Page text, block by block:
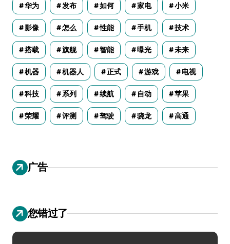
华为 发布 如何 家电 小米
影像 怎么 性能 手机 技术
搭载 旗舰 智能 曝光 未来
机器 机器人 正式 游戏 电视
科技 系列 续航 自动 苹果
荣耀 评测 驾驶 骁龙 高通
广告
您错过了